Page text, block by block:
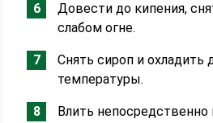
Довести до кипения,
слабом огне.
Снять сироп и охладить
температуры.
Влить непосредственно